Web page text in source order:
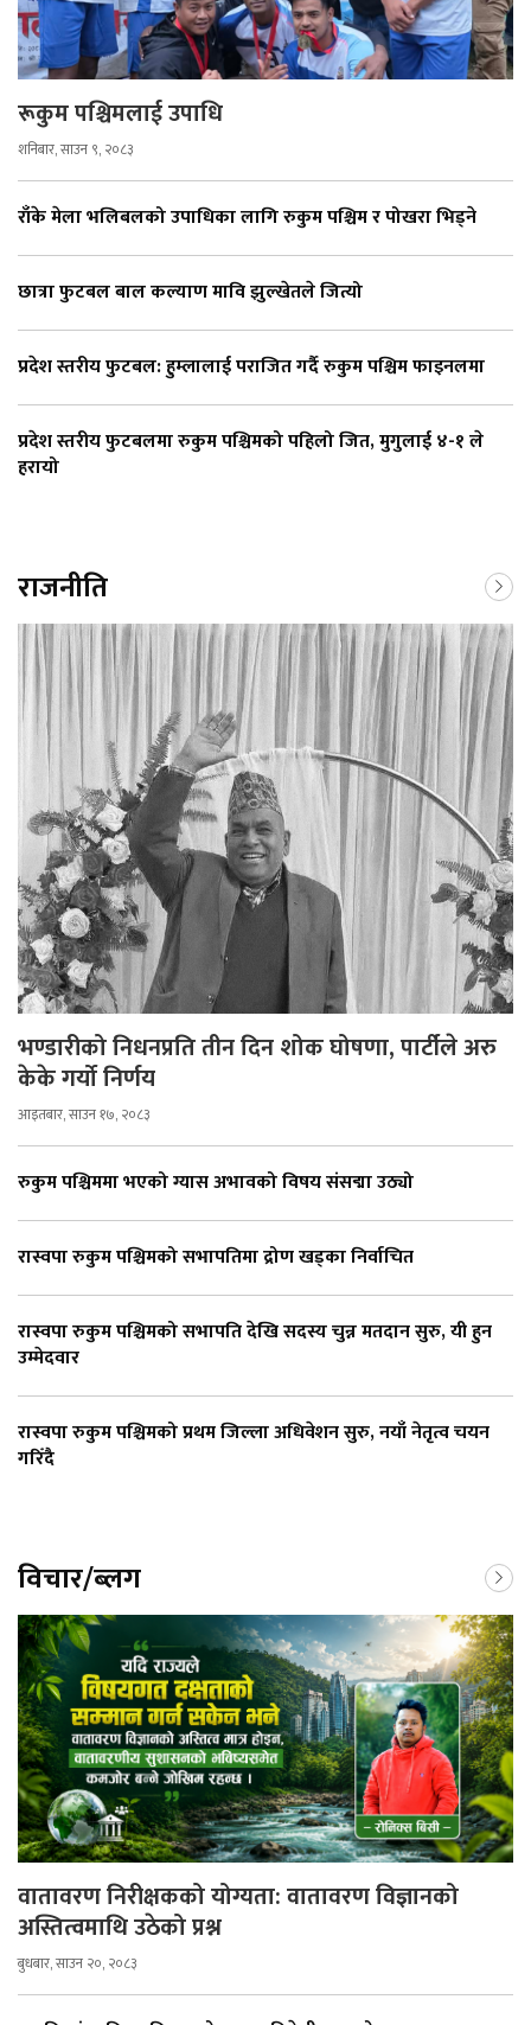
रूकुम पश्चिमलाई उपाधि
शनिबार, साउन ९, २०८३
राँके मेला भलिबलको उपाधिका लागि रुकुम पश्चिम र पोखरा भिड्ने
छात्रा फुटबल बाल कल्याण मावि झुल्खेतले जित्यो
प्रदेश स्तरीय फुटबल: हुम्लालाई पराजित गर्दै रुकुम पश्चिम फाइनलमा
प्रदेश स्तरीय फुटबलमा रुकुम पश्चिमको पहिलो जित, मुगुलाई ४-१ ले
हरायो
राजनीति
भण्डारीको निधनप्रति तीन दिन शोक घोषणा, पार्टीले अरु
केके गर्यो निर्णय
आइतबार, साउन १७, २०८३
रुकुम पश्चिममा भएको ग्यास अभावको विषय संसद्मा उठ्यो
रास्वपा रुकुम पश्चिमको सभापतिमा द्रोण खड्का निर्वाचित
रास्वपा रुकुम पश्चिमको सभापति देखि सदस्य चुन्न मतदान सुरु, यी हुन
उम्मेदवार
रास्वपा रुकुम पश्चिमको प्रथम जिल्ला अधिवेशन सुरु, नयाँ नेतृत्व चयन
गरिँदै
विचार/ब्लग
वातावरण निरीक्षकको योग्यता: वातावरण विज्ञानको
अस्तित्वमाथि उठेको प्रश्न
बुधबार, साउन २०, २०८३